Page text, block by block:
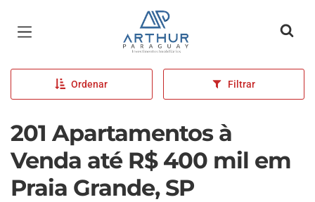
Página inicial
Ordenar Filtrar
201 Apartamentos à
Venda até R$ 400 mil em
Praia Grande, SP